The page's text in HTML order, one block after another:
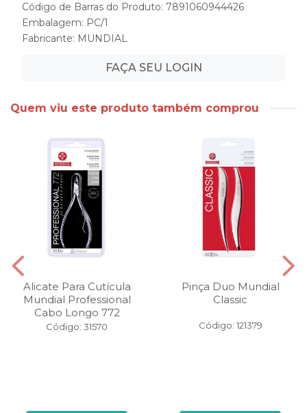
Código de Barras do Produto: 7891060944426
Embalagem: PC/1
Fabricante: MUNDIAL
FAÇA SEU LOGIN
Quem viu este produto também comprou
Alicate Para Cutícula
Mundial Professional
Cabo Longo 772
Código: 31570
Pinça Duo Mundial
Classic
Código: 121379